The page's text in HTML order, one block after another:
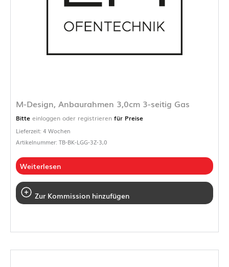
M-Design, Anbaurahmen 3,0cm 3-seitig Gas
Bitte einloggen oder registrieren für Preise
Lieferzeit: 4 Wochen
Artikelnummer: TB-BK-LGG-3Z-3,0
Weiterlesen
Zur Kommission hinzufügen